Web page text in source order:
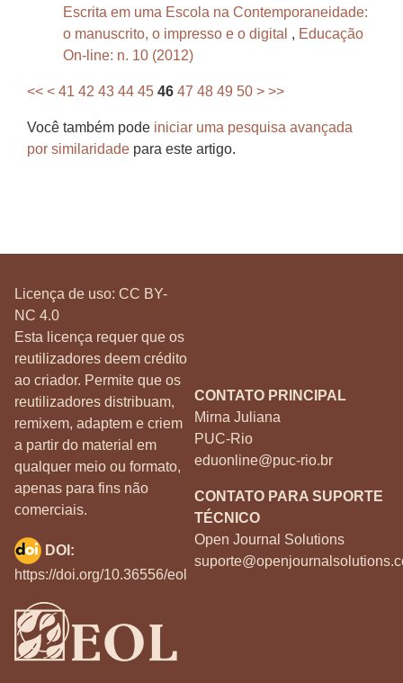
Escrita em uma Escola na Contemporaneidade:
o manuscrito, o impresso e o digital , Educação
On-line: n. 10 (2012)
<< < 41 42 43 44 45 46 47 48 49 50 > >>
Você também pode iniciar uma pesquisa avançada
por similaridade para este artigo.
Licença de uso: CC BY-
NC 4.0
Esta licença requer que os
reutilizadores deem crédito
ao criador. Permite que os
reutilizadores distribuam,
remixem, adaptem e criem
a partir do material em
qualquer meio ou formato,
apenas para fins não
comerciais.
CONTATO PRINCIPAL
Mirna Juliana
PUC-Rio
eduonline@puc-rio.br
CONTATO PARA SUPORTE
TÉCNICO
Open Journal Solutions
DOI:
https://doi.org/10.36556/eol